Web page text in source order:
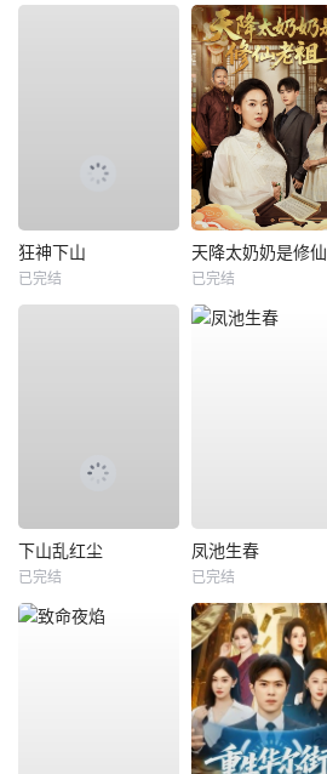
狂神下山
已完结 已完结
下山乱红尘
已完结
凤池生春
已完结